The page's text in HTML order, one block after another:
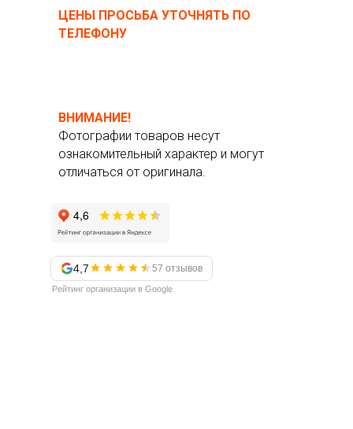
ЦЕНЫ ПРОСЬБА УТОЧНЯТЬ ПО
ТЕЛЕФОНУ
ВНИМАНИЕ!
Фотографии товаров несут
ознакомительный характер и могут
отличаться от оригинала.
4,7 57 отзывов
Рейтинг организации в Google